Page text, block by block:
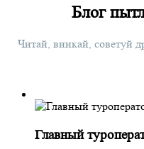
Блог
Читай, вникай, советуй
Главный